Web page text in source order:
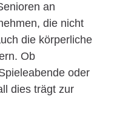
an
die nicht
die körperliche
Ob
oder
dies trägt zur